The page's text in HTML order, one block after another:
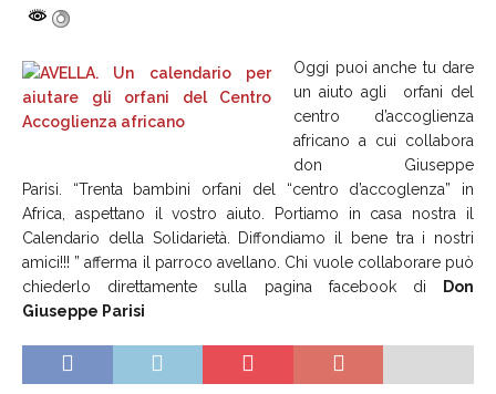
Oggi puoi anche tu dare
un aiuto agli orfani del
centro d’accoglienza
africano a cui collabora
don Giuseppe
Parisi. “Trenta bambini orfani del “centro d’accoglenza” in
Africa, aspettano il vostro aiuto. Portiamo in casa nostra il
Calendario della Solidarietà. Diffondiamo il bene tra i nostri
amici!!! ” afferma il parroco avellano. Chi vuole collaborare può
chiederlo direttamente sulla pagina facebook di
Don
Giuseppe Parisi